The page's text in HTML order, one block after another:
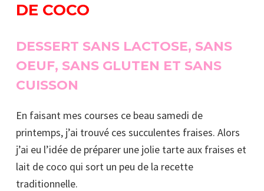
DE COCO
DESSERT SANS LACTOSE, SANS
OEUF, SANS GLUTEN ET SANS
CUISSON
En faisant mes courses ce beau samedi de
printemps, j’ai trouvé ces succulentes fraises. Alors
j’ai eu l’idée de préparer une jolie tarte aux fraises et
lait de coco qui sort un peu de la recette
traditionnelle.